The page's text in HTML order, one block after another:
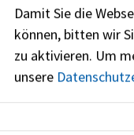
Es wurden 6
Damit Sie die
können, bitten wir
zu aktivieren. Um
unsere